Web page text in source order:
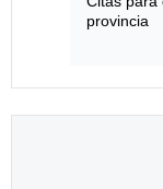
provincia